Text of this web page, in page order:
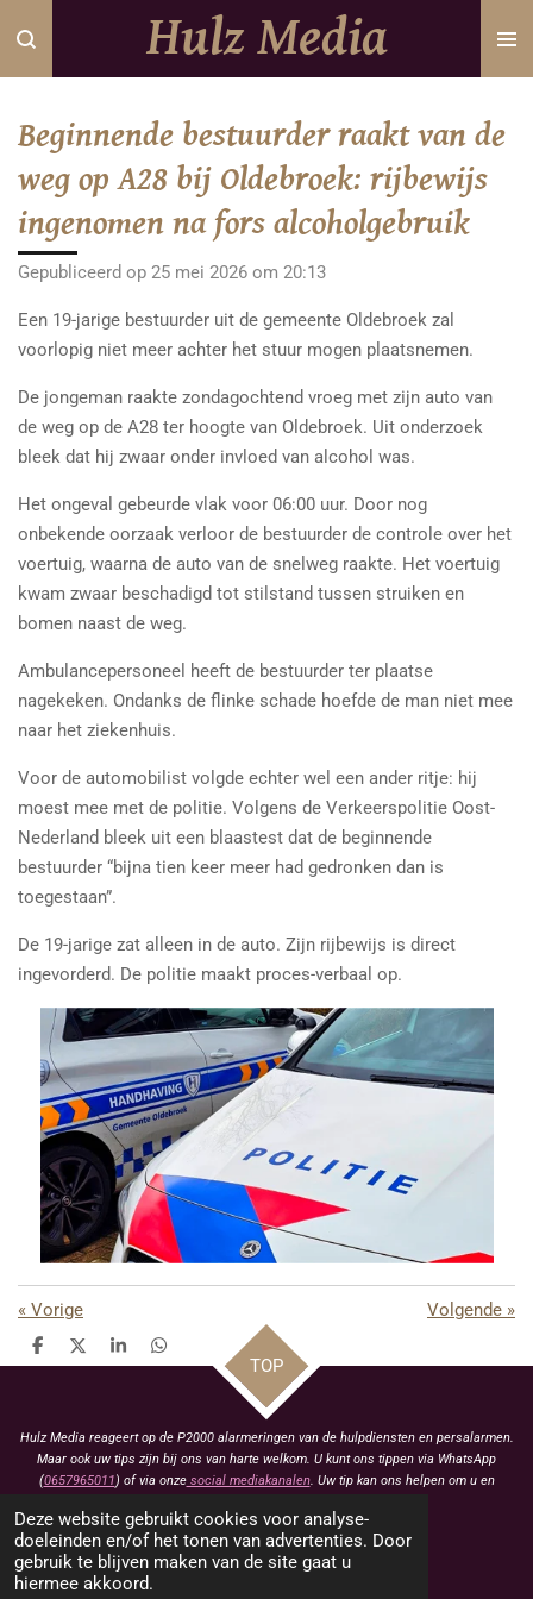
Deze website gebruikt cookies voor analyse-
doeleinden en/of het tonen van advertenties. Door
gebruik te blijven maken van de site gaat u
hiermee akkoord.
Ga
direct
hoofdinhoud
Hulz Media
Beginnende bestuurder raakt van de
weg op A28 bij Oldebroek: rijbewijs
ingenomen na fors alcoholgebruik
Gepubliceerd op 25 mei 2026 om 20:13
Een 19-jarige bestuurder uit de gemeente Oldebroek zal
voorlopig niet meer achter het stuur mogen plaatsnemen.
De jongeman raakte zondagochtend vroeg met zijn auto van
de weg op de A28 ter hoogte van Oldebroek. Uit onderzoek
bleek dat hij zwaar onder invloed van alcohol was.
Het ongeval gebeurde vlak voor 06:00 uur. Door nog
onbekende oorzaak verloor de bestuurder de controle over het
voertuig, waarna de auto van de snelweg raakte. Het voertuig
kwam zwaar beschadigd tot stilstand tussen struiken en
bomen naast de weg.
Ambulancepersoneel heeft de bestuurder ter plaatse
nagekeken. Ondanks de flinke schade hoefde de man niet mee
naar het ziekenhuis.
Voor de automobilist volgde echter wel een ander ritje: hij
moest mee met de politie. Volgens de Verkeerspolitie Oost-
Nederland bleek uit een blaastest dat de beginnende
bestuurder “bijna tien keer meer had gedronken dan is
toegestaan”.
De 19-jarige zat alleen in de auto. Zijn rijbewijs is direct
ingevorderd. De politie maakt proces-verbaal op.
« Vorige Volgende »
D
e
D
e
S
h
D
e
TOP
Hulz Media reageert op de P2000 alarmeringen van de hulpdiensten en persalarmen.
Maar ook uw tips zijn bij ons van harte welkom. U kunt ons tippen via WhatsApp
(0657965011) of via onzesocial mediakanalen. Uw tip kan ons helpen om u en
KVK: 93463413
BTW: NL005021657B79